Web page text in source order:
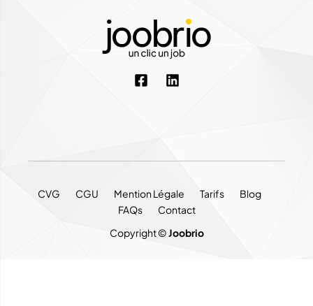
CVG CGU Mention Légale Tarifs
Blog
FAQs
Contact
Copyright © Joobrio